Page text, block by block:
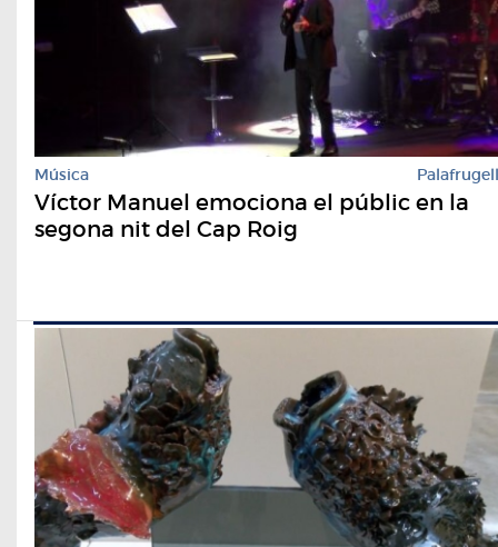
Música Palafrugell
Víctor Manuel emociona el públic en la
segona nit del Cap Roig